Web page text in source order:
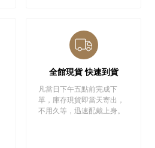
全館現貨 快速到貨
凡當日下午五點前完成下
單，庫存現貨即當天寄出，
不用久等，迅速配戴上身。